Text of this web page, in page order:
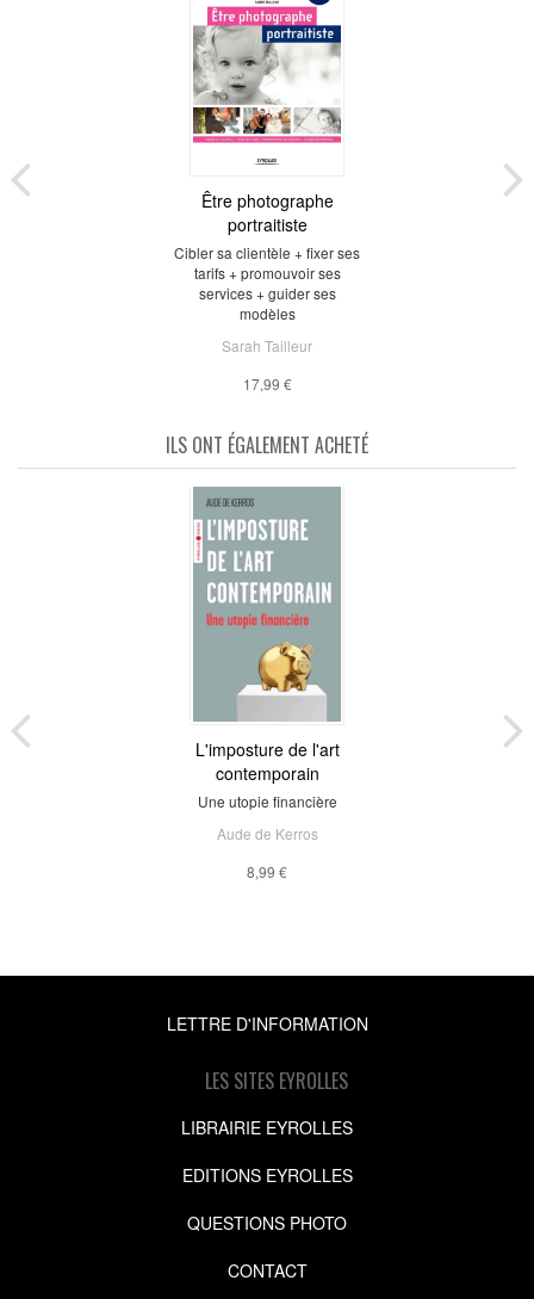
Être photographe
portraitiste
Cibler sa clientèle + fixer ses
tarifs + promouvoir ses
services + guider ses
modèles
Sarah Tailleur
17,99 €
ILS ONT ÉGALEMENT ACHETÉ
L'imposture de l'art
contemporain
Une utopie financière
Aude de Kerros
8,99 €
LETTRE D'INFORMATION
LES SITES EYROLLES
LIBRAIRIE EYROLLES
EDITIONS EYROLLES
QUESTIONS PHOTO
CONTACT